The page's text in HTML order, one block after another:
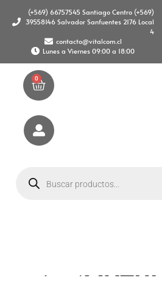
(+569) 66757545 Santiago Centro (+569)
39558146 Salvador Sanfuentes 2176 Local
4
contacto@vitalcom.cl
Lunes a Viernes 09:00 a 18:00
0